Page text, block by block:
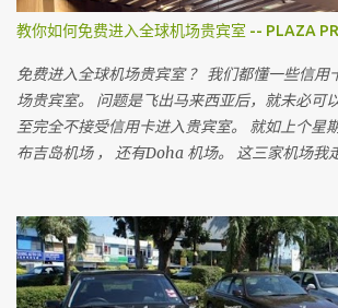
教你如何免费进入全球机场贵宾室 -- PLAZA
免费进入全球机场贵宾室 ？ 我们都懂一些信用
场贵宾室。 问题是飞出马来西亚后，就未必可
至完全不接受信用卡进入贵宾室。 就如上个星
布吉岛机场 ， 还有Doha 机场。 这三家机场我
出到国外， 可以进入机场贵宾室最长见的有几
至少这三张卡的其中一张。 Lounge Key ，
Pass 。 是全球机场最常见也是被的机场贵宾卡